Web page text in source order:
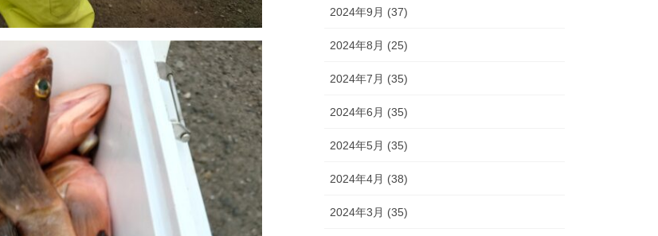
2024年9月 (37)
2024年8月 (25)
2024年7月 (35)
2024年6月 (35)
2024年5月 (35)
2024年4月 (38)
2024年3月 (35)